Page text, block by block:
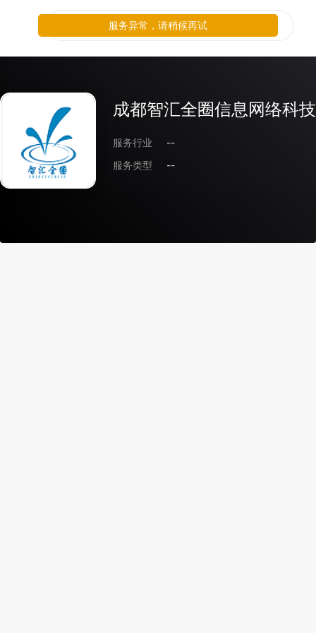
成都智汇全圈信息网络科
服务行业
--
服务类型
--
服务异常，请稍候再试